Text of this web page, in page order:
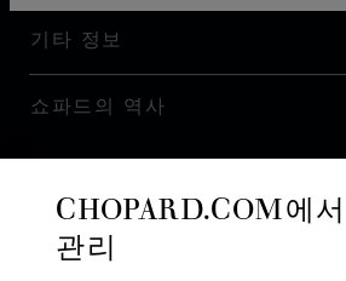
기타 정보
쇼파드의 역사
CHOPARD.COM에
관리